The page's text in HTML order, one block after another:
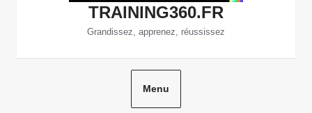
TRAINING360.FR
Grandissez, apprenez, réussissez
Menu